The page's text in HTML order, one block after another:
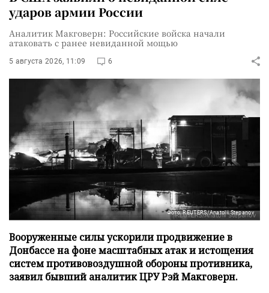
ударов армии России
Аналитик Макговерн: Российские войска начали
атаковать с ранее невиданной мощью
5 августа 2026, 11:09 6
Фото: REUTERS/Anatolii Stepanov
Вооруженные силы ускорили продвижение в
Донбассе на фоне масштабных атак и истощения
систем противовоздушной обороны противника,
заявил бывший аналитик ЦРУ Рэй Макговерн.